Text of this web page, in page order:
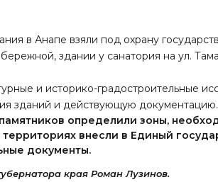
в Анапе взяли под охрану
здании у санатория на ул.
и историко-градостроительные
зданий и действующую документацию.
определили зоны,
территориях внесли в Единый
документы.
края Роман Лузинов.